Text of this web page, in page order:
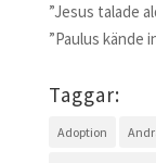
”Jesus talade
”Paulus kände
Taggar:
Adoption